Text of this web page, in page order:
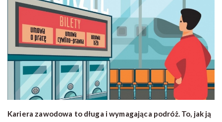
Kariera zawodowa to długa i wymagająca podróż. To, jak ją